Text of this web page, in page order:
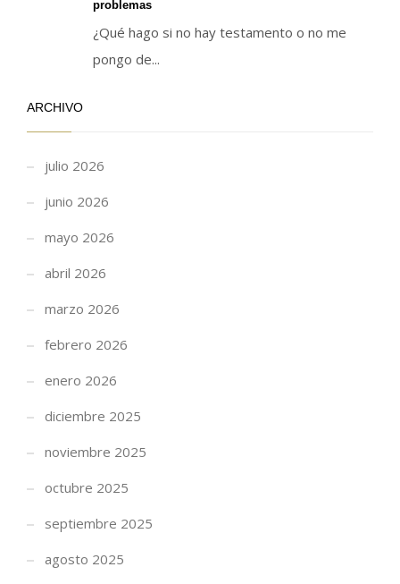
problemas
¿Qué hago si no hay testamento o no me
pongo de...
ARCHIVO
julio 2026
junio 2026
mayo 2026
abril 2026
marzo 2026
febrero 2026
enero 2026
diciembre 2025
noviembre 2025
octubre 2025
septiembre 2025
agosto 2025